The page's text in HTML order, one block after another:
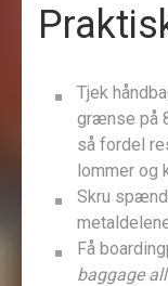
Tjek
grænse på
så fordel
lommer og
Skru
Få
baggage